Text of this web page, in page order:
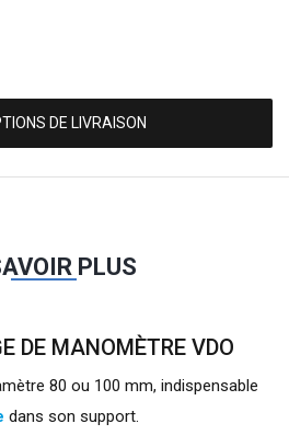
DE LIVRAISON
PLUS
DE MANOMÈTRE VDO
80 ou 100 mm, indispensable
dans son support.